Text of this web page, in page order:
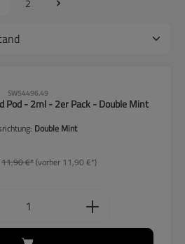
2
SW54496.49
Pod - 2ml - 2er Pack - Double Mint
Double Mint
11,90 €*(vorher 11,90 €*)
Anzahl: Gib den